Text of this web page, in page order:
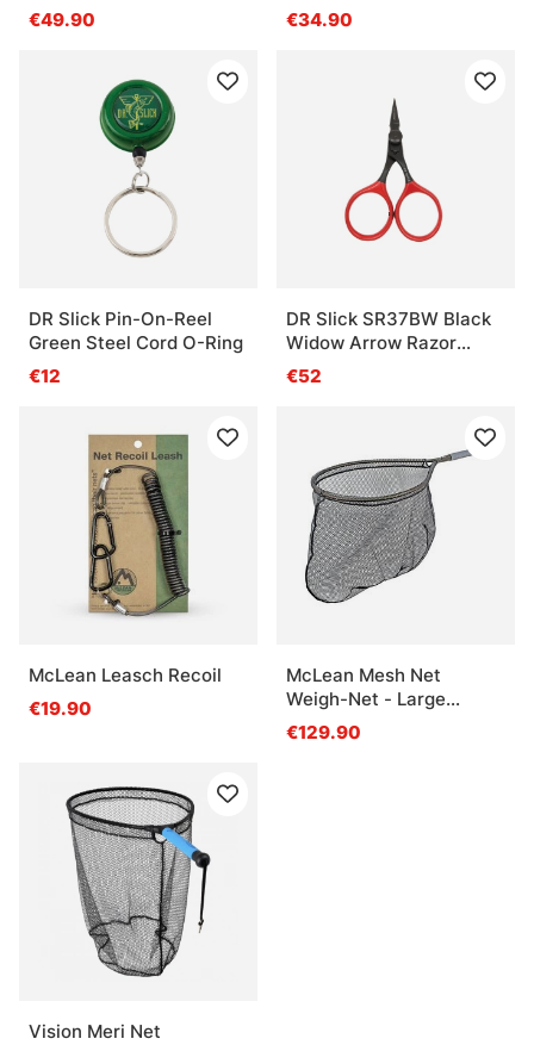
€49.90
€34.90
DR Slick Pin-On-Reel
Green Steel Cord O-Ring
€12
DR Slick SR37BW Black
Widow Arrow Razor
Scissor 3 3/4'' Bent
Shaft Black and Red
€52
McLean Leasch Recoil
€19.90
McLean Mesh Net
Weigh-Net - Large
(M110)
€129.90
Vision Meri Net